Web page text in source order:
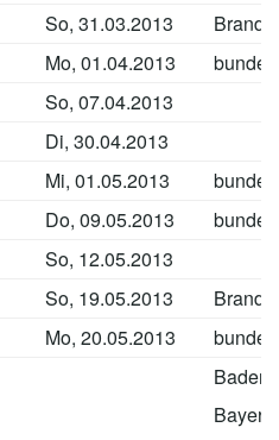
So, 31.03.2013
Mo, 01.04.2013
So, 07.04.2013
Di, 30.04.2013
Mi, 01.05.2013
Do, 09.05.2013
So, 12.05.2013
So, 19.05.2013
Mo, 20.05.2013
Bayern